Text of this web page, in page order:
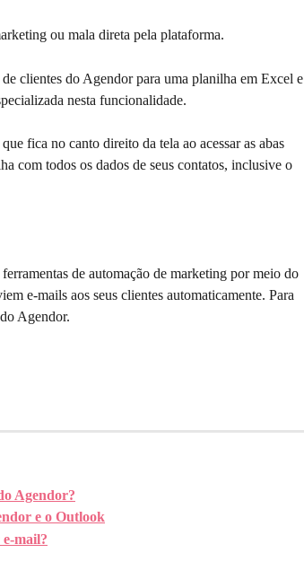
ou mala direta pela plataforma.
clientes do Agendor para uma planilha em Excel e
nesta funcionalidade.
que fica no canto direito da tela ao acessar as abas
com todos os dados de seus contatos, inclusive o
de automação de marketing por meio do
e-mails aos seus clientes automaticamente. Para
do Agendor.
Agendor?
e o Outlook
mail?